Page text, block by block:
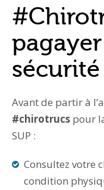
sécurité
Avant de partir à
#chirotrucs pour
SUP :
Consultez votre
condition